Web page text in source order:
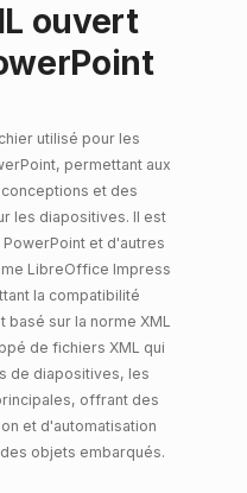
ouvert
utilisé pour les
permettant aux
et des
les diapositives. Il est
et d'autres
LibreOffice Impress
la compatibilité
sur la norme XML
de fichiers XML qui
de diapositives, les
offrant des
et d'automatisation
objets embarqués.